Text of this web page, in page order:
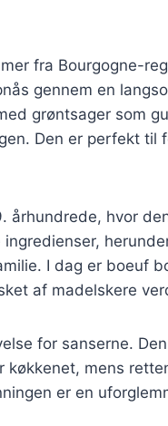
fra Bourgogne-
gennem en
grøntsager som
Den er perfekt til
århundrede, hvor
I dag er boeuf
af madelskere
for sanserne. Den
mens
er en